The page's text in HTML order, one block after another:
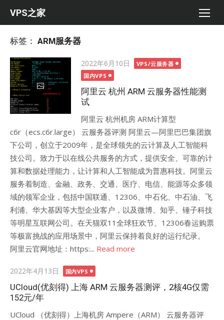
VPS之家
标签： ARM服务器
Posted
on
2022年6月10日
VPS/云服务器
国内VPS
阿里云 杭州 ARM 云服务器性能测
试
阿里云 杭州机房 ARM计算型
c6r（ecs.c6r.large） 云服务器评测 阿里云—阿里巴巴集团旗
下公司，创立于2009年，是全球领先的云计算及人工智能科
技公司。致力于以在线公共服务的方式，提供安全、可靠的计
算和数据处理能力，让计算和人工智能成为普惠科技。阿里云
服务着制造、金融、政务、交通、医疗、电信、能源等众多领
域的领军企业，包括中国联通、12306、中石化、中石油、飞
利浦、华大基因等大型企业客户，以及微博、知乎、锤子科技
等明星互联网公司。在天猫双11全球狂欢节、12306春运购票
等极富挑战的应用场景中，阿里云保持着良好的运行纪录。
阿里云官网地址：https:... Read more
Posted
on
2022年4月13日 国内VPS
UCloud(优刻得) 上海 ARM 云服务器测评，2核4G仅需
152元/年
UCloud （优刻得）上海机房 Ampere（ARM） 云服务器评